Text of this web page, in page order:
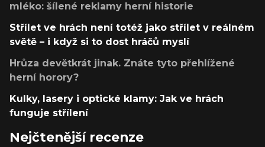
mléko: šílené reklamy herní historie
Střílet ve hrách není totéž jako střílet v reálném
světě – i když si to dost hráčů myslí
Hrůza devětkrát jinak. Znáte tyto přehlížené
herní horory?
Kulky, lasery i optické klamy: Jak ve hrách
funguje střílení
Nejčtenější recenze